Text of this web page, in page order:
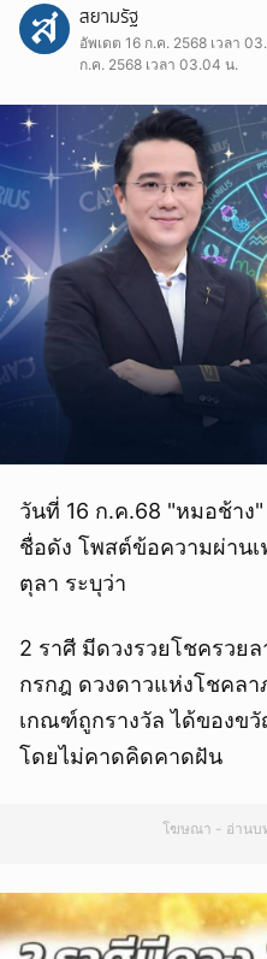
สยามรัฐ
อัพเดต 16 ก.ค. 2568 เวลา
ก.ค. 2568 เวลา 03.04 น.
วันที่ 16 ก.ค.68 "หมอช้า
ชื่อดัง โพสต์ข้อความผ่าน
ตุลา ระบุว่า
2 ราศี มีดวงรวยโชครวย
กรกฎ ดวงดาวแห่งโชคล
เกณฑ์ถูกรางวัล ได้ของข
โดยไม่คาดคิดคาดฝัน
โฆษณา - อ่านบ